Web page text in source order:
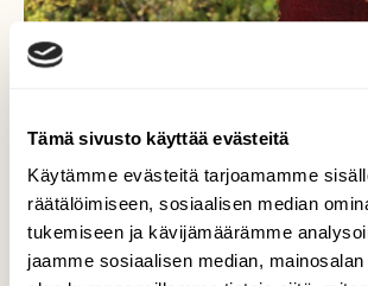
Tämä sivusto käyttää evästeitä
Käytämme evästeitä tarjoamamme
räätälöimiseen, sosiaalisen median
tukemiseen ja kävijämäärämme
jaamme sosiaalisen median,